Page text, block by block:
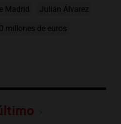
Madrid Julián Álvarez
millones de euros